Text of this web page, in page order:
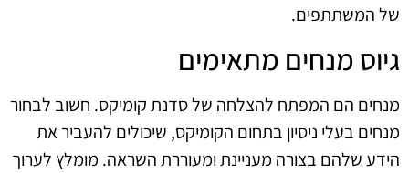
של המשתתפים.
גיוס מנחים מתאימים
מנחים הם המפתח להצלחה של סדנת קומיקס. חשוב לבחור
מנחים בעלי ניסיון בתחום הקומיקס, שיכולים להעביר את
הידע שלהם בצורה מעניינת ומעוררת השראה. מומלץ לערוך